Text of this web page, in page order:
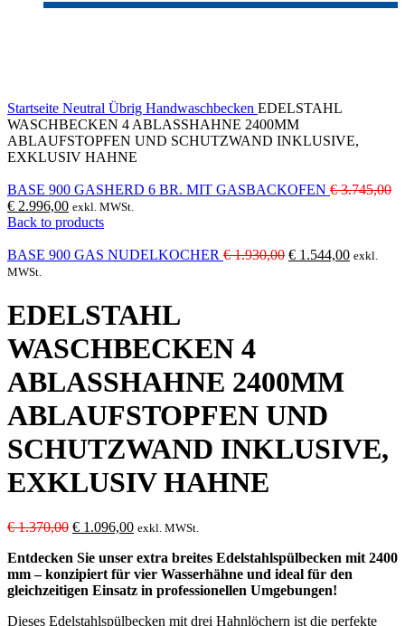
Startseite Neutral Übrig Handwaschbecken EDELSTAHL
WASCHBECKEN 4 ABLASSHAHNE 2400MM
ABLAUFSTOPFEN UND SCHUTZWAND INKLUSIVE,
EXKLUSIV HAHNE
BASE 900 GASHERD 6 BR. MIT GASBACKOFEN €3.745,00
€ 2.996,00Aktueller
Preis
€ 2.996,00.
exkl. MWSt.
Back to products
BASE 900 GAS NUDELKOCHER €1.930,00 Ursprünglicher
€ 1.544,00Aktueller
exkl.
MWSt.
EDELSTAHL
WASCHBECKEN 4
ABLASSHAHNE 2400MM
ABLAUFSTOPFEN UND
SCHUTZWAND INKLUSIVE,
EXKLUSIV HAHNE
€1.370,00 Ursprünglicher
war:
€ 1.370,00
€ 1.096,00Aktueller
ist:
€ 1.096,00.
exkl. MWSt.
Entdecken Sie unser extra breites Edelstahlspülbecken mit 2400
mm – konzipiert für vier Wasserhähne und ideal für den
gleichzeitigen Einsatz in professionellen Umgebungen!
Dieses Edelstahlspülbecken mit drei Hahnlöchern ist die perfekte